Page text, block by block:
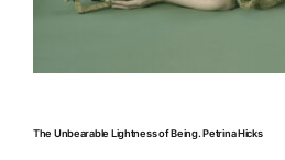
The Unbearable Lightness of Being. Petrina Hicks